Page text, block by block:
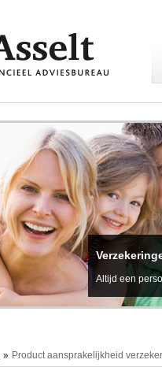
Altijd een
Product aansprakelijkheid